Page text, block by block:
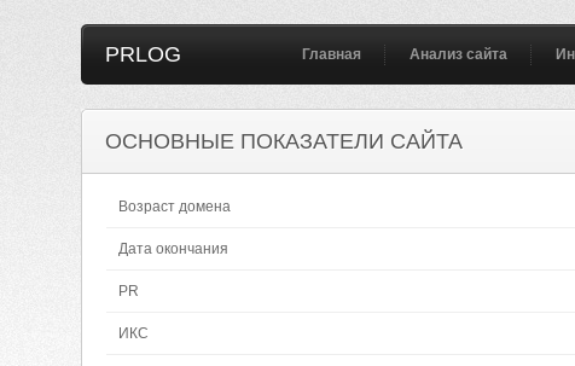
PRLOG Главная Анализ сайта
ОСНОВНЫЕ ПОКАЗАТЕЛИ САЙТА
Возраст домена
Дата окончания
PR
ИКС